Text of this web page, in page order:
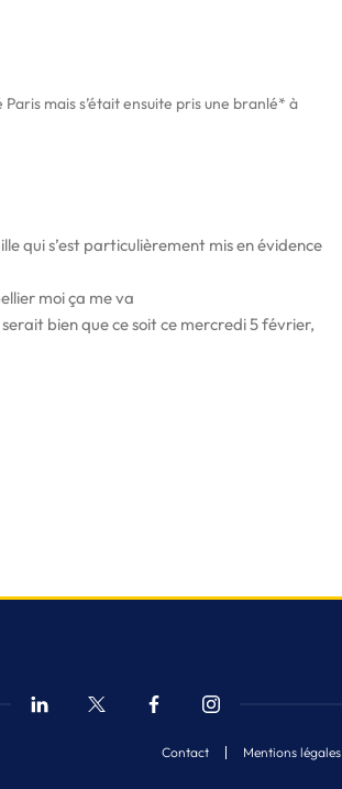
mais s’était ensuite pris une branlé* à
qui s’est particulièrement mis en évidence
moi ça me va
bien que ce soit ce mercredi 5 février,
Contact Mentions légales